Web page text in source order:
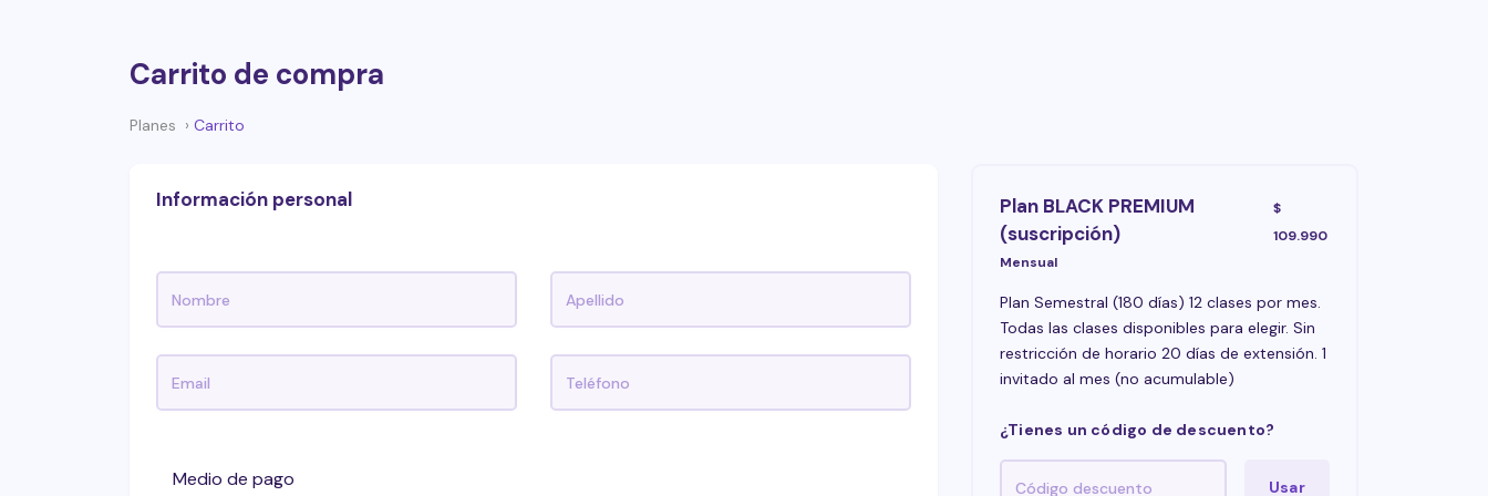
Carrito de compra
Planes Carrito
Información personal
Medio de pago
Plan BLACK PREMIUM
(suscripción)
Mensual
$
109.990
Plan Semestral (180 días) 12 clases por mes.
Todas las clases disponibles para elegir. Sin
restricción de horario 20 días de extensión. 1
invitado al mes (no acumulable)
¿Tienes un código de descuento?
Usar